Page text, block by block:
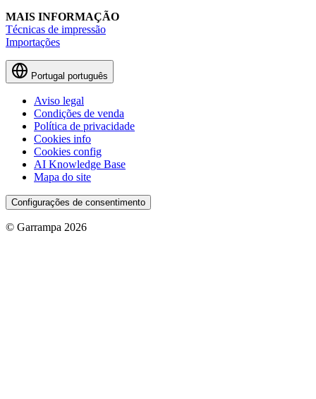
MAIS INFORMAÇÃO
Técnicas de impressão
Importações
Portugal português
Aviso legal
Condições de venda
Política de privacidade
Cookies info
Cookies config
AI Knowledge Base
Mapa do site
Configurações de consentimento
© Garrampa 2026